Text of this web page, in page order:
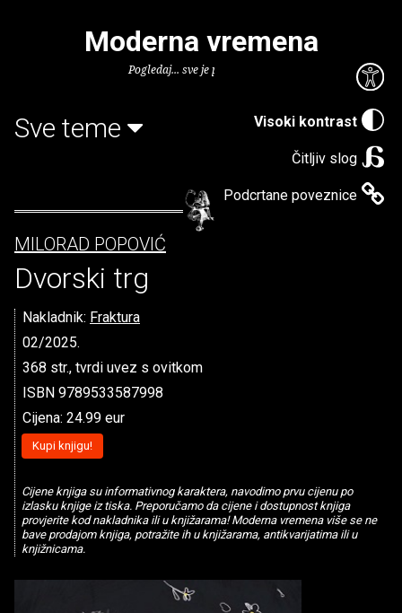
Visoki kontrast
Čitljiv slog
Podcrtane poveznice
Moderna vremena
Pogledaj... sve je puno knjiga.
Sve teme
MILORAD POPOVIĆ
Dvorski trg
Nakladnik: Fraktura
02/2025.
368 str., tvrdi uvez s ovitkom
ISBN 9789533587998
Cijena: 24.99 eur
Kupi knjigu!
Cijene knjiga su informativnog karaktera, navodimo prvu cijenu po
izlasku knjige iz tiska. Preporučamo da cijene i dostupnost knjiga
provjerite kod nakladnika ili u knjižarama! Moderna vremena više se ne
bave prodajom knjiga, potražite ih u knjižarama, antikvarijatima ili u
knjižnicama.